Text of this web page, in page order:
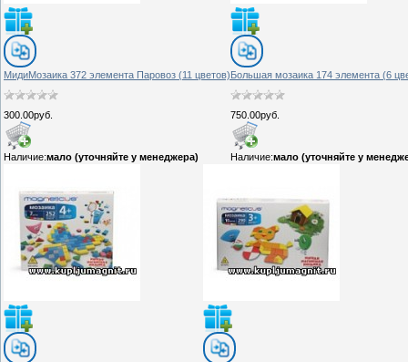
МидиМозаика 372 элемента Паровоз (11 цветов)
300.00руб.
Наличие:мало (уточняйте у менеджера)
Большая мозаика 174 элемента (6
750.00руб.
Наличие:мало (уточняйте у